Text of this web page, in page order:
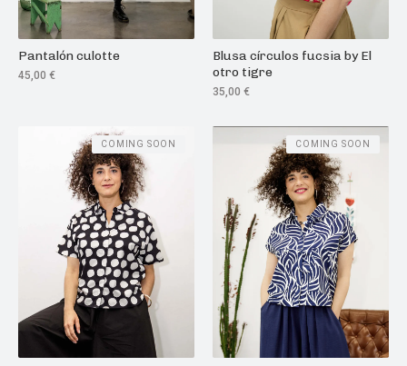
Pantalón culotte
45,00 €
Blusa círculos fucsia by El
otro tigre
35,00 €
COMING SOON COMING SOON